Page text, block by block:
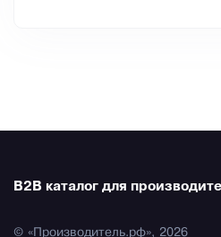
B2B каталог для
© «Производитель.рф», 2026